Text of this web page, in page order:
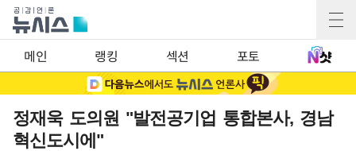
메인 랭킹 섹션 포토
정재욱 도의원 "발전공기업 통합본사, 경남
혁신도시에"